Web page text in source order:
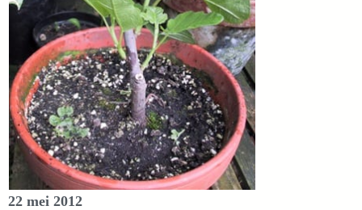
22 mei 2012